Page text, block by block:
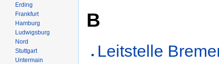
B
Leitstelle
Erding
Frankfurt
Hamburg
Ludwigsburg
Nord
Stuttgart
Untermain